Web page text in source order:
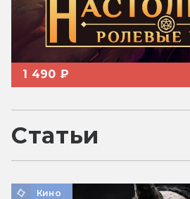
1 490 ₽
Статьи
Кино